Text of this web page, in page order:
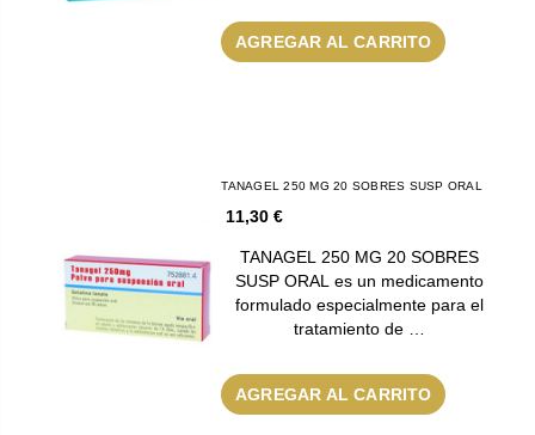
AGREGAR AL CARRITO
TANAGEL 250 MG 20 SOBRES SUSP ORAL
11,30 €
TANAGEL 250 MG 20 SOBRES
SUSP ORAL es un medicamento
formulado especialmente para el
tratamiento de …
AGREGAR AL CARRITO